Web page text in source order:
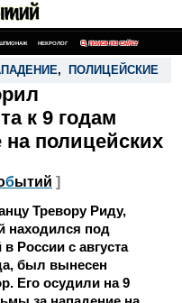
НЕКРОЛОГ ПОИСК ПО САЙТУ
, ПОЛИЦЕЙСКИЕ
к 9 годам
полицейских
бытий ]
Тревору Риду,
находился под
в России с августа
был вынесен
Его осудили на 9